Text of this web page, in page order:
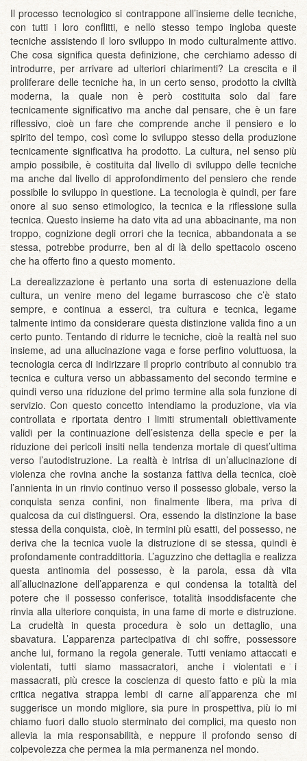
Il processo tecnologico si contrappone all’insieme delle tecniche,
con tutti i loro conflitti, e nello stesso tempo ingloba queste
tecniche assistendo il loro sviluppo in modo culturalmente attivo.
Che cosa significa questa definizione, che cerchiamo adesso di
introdurre, per arrivare ad ulteriori chiarimenti? La crescita e il
proliferare delle tecniche ha, in un certo senso, prodotto la civiltà
moderna, la quale non è però costituita solo dal fare
tecnicamente significativo ma anche dal pensare, che è un fare
riflessivo, cioè un fare che comprende anche il pensiero e lo
spirito del tempo, così come lo sviluppo stesso della produzione
tecnicamente significativa ha prodotto. La cultura, nel senso più
ampio possibile, è costituita dal livello di sviluppo delle tecniche
ma anche dal livello di approfondimento del pensiero che rende
possibile lo sviluppo in questione. La tecnologia è quindi, per fare
onore al suo senso etimologico, la tecnica e la riflessione sulla
tecnica. Questo insieme ha dato vita ad una abbacinante, ma non
troppo, cognizione degli orrori che la tecnica, abbandonata a se
stessa, potrebbe produrre, ben al di là dello spettacolo osceno
che ha offerto fino a questo momento.
La derealizzazione è pertanto una sorta di estenuazione della
cultura, un venire meno del legame burrascoso che c’è stato
sempre, e continua a esserci, tra cultura e tecnica, legame
talmente intimo da considerare questa distinzione valida fino a un
certo punto. Tentando di ridurre le tecniche, cioè la realtà nel suo
insieme, ad una allucinazione vaga e forse perfino voluttuosa, la
tecnologia cerca di indirizzare il proprio contributo al connubio tra
tecnica e cultura verso un abbassamento del secondo termine e
quindi verso una riduzione del primo termine alla sola funzione di
servizio. Con questo concetto intendiamo la produzione, via via
controllata e riportata dentro i limiti strumentali obiettivamente
validi per la continuazione dell’esistenza della specie e per la
riduzione dei pericoli insiti nella tendenza mortale di quest’ultima
verso l’autodistruzione. La realtà è intrisa di un’allucinazione di
violenza che rovina anche la sostanza fattiva della tecnica, cioè
l’annienta in un rinvio continuo verso il possesso globale, verso la
conquista senza confini, non finalmente libera, ma priva di
qualcosa da cui distinguersi. Ora, essendo la distinzione la base
stessa della conquista, cioè, in termini più esatti, del possesso, ne
deriva che la tecnica vuole la distruzione di se stessa, quindi è
profondamente contraddittoria. L’aguzzino che dettaglia e realizza
questa antinomia del possesso, è la parola, essa dà vita
all’allucinazione dell’apparenza e qui condensa la totalità del
potere che il possesso conferisce, totalità insoddisfacente che
rinvia alla ulteriore conquista, in una fame di morte e distruzione.
La crudeltà in questa procedura è solo un dettaglio, una
sbavatura. L’apparenza partecipativa di chi soffre, possessore
anche lui, formano la regola generale. Tutti veniamo attaccati e
violentati, tutti siamo massacratori, anche i violentati e i
massacrati, più cresce la coscienza di questo fatto e più la mia
critica negativa strappa lembi di carne all’apparenza che mi
suggerisce un mondo migliore, sia pure in prospettiva, più io mi
chiamo fuori dallo stuolo sterminato dei complici, ma questo non
allevia la mia responsabilità, e neppure il profondo senso di
colpevolezza che permea la mia permanenza nel mondo.